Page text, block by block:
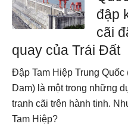
đập
cãi
quay của Trái Đất
Đập Tam Hiệp Trung Quốc
Dam) là một trong những
tranh cãi trên hành tinh.
Tam Hiệp?